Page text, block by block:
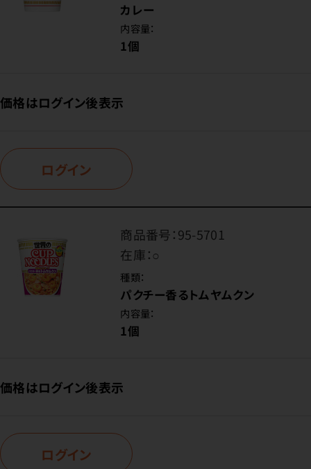
カレー
内容量：
1個
価格はログイン後表示
ログイン
商品番号：95-5701
在庫：○
種類：
パクチー香るトムヤムクン
内容量：
1個
価格はログイン後表示
ログイン